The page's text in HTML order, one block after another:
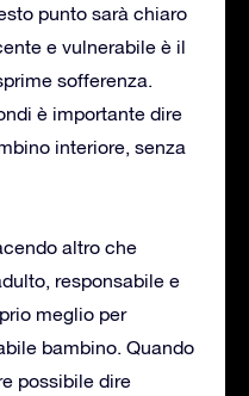
punto sarà chiaro
e vulnerabile è il
sofferenza.
è importante dire
interiore, senza
altro che
responsabile e
meglio per
bambino. Quando
possibile dire